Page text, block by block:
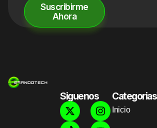
Suscribirme
Ahora
Siguenos Categorias
Inicio